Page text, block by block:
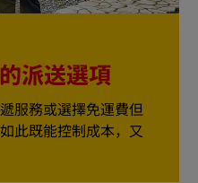
派送選項
服務或選擇免運費但
此既能控制成本，又